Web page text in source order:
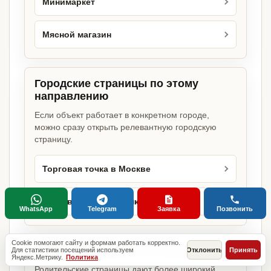
Минимаркет
Мясной магазин
Городские страницы по этому
направлению
Если объект работает в конкретном городе,
можно сразу открыть релевантную городскую
страницу.
Торговая точка в Москве
Торговая точка в Санкт-Петербурге
Базовые разделы по этому запросу
Cookie помогают сайту и формам работать корректно.
Для статистики посещений используем
Яндекс.Метрику. Политика
Отклонить Принять
WhatsApp Telegram Заявка Позвонить